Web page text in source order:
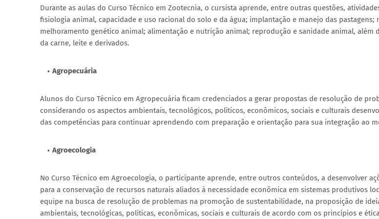
Durante as aulas do Curso Técnico em Zootecnia, o cursista aprende, entre outras questões,
fisiologia animal, capacidade e uso racional do solo e da água; implantação e manejo das pastagens;
melhoramento genético animal; alimentação e nutrição animal; reprodução e sanidade animal, além
da carne, leite e derivados.
Agropecuária
Alunos do Curso Técnico em Agropecuária ficam credenciados a gerar propostas de resolução de
considerando os aspectos ambientais, tecnológicos, políticos, econômicos, sociais e culturais
das competências para continuar aprendendo com preparação e orientação para sua integração ao
Agroecologia
No Curso Técnico em Agroecologia, o participante aprende, entre outros conteúdos, a desenvolver
para a conservação de recursos naturais aliados à necessidade econômica em sistemas produtivos
equipe na busca de resolução de problemas na promoção de sustentabilidade, na proposição de
ambientais, tecnológicas, políticas, econômicas, sociais e culturais de acordo com os princípios e